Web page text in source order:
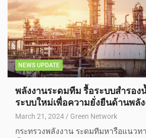
NEWS UPDATE
พลังงานระดมทีม รื้อระบบสำรอง
ระบบใหม่เพื่อความยั่งยืนด้านพลั
March 21, 2024 Green Network
กระทรวงพลังงาน ระดมทีมหารือแนวท